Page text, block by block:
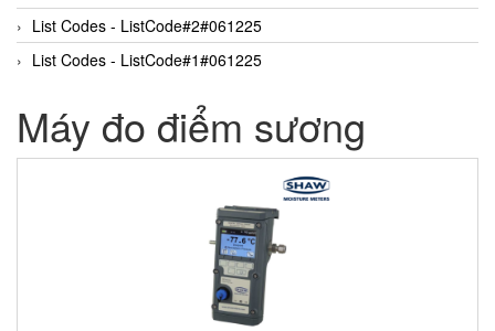
List Codes - ListCode#2#061225
List Codes - ListCode#1#061225
Máy đo điểm sương